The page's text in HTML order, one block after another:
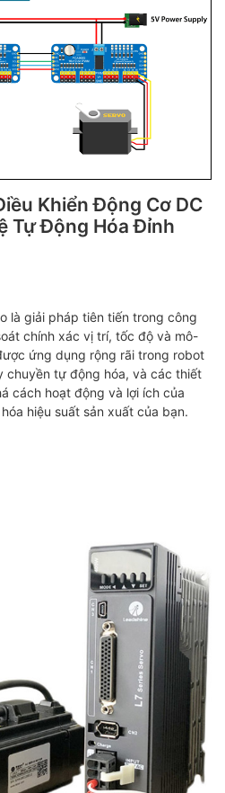
Khiển Động Cơ DC
Tự Động Hóa Đỉnh
là giải pháp tiên tiến trong công
chính xác vị trí, tốc độ và mô-
ứng dụng rộng rãi trong robot
chuyền tự động hóa, và các thiết
cách hoạt động và lợi ích của
hiệu suất sản xuất của bạn.